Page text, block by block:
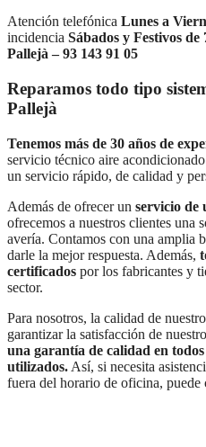
Atención telefónica Lunes a
incidencia Sábados y Festivos de
Pallejà – 93 143 91 05
Reparamos todo tipo
Pallejà
Tenemos más de 30 años de
servicio técnico aire
un servicio rápido, de calidad y
Además de ofrecer un servicio de
ofrecemos a nuestros clientes una
avería. Contamos con una amplia
darle la mejor respuesta. Además,
certificados por los fabricantes y
sector.
Para nosotros, la calidad de
garantizar la satisfacción de
una garantía de calidad en
utilizados. Así, si necesita
fuera del horario de oficina, puede